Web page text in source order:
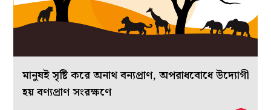
মানুষই সৃষ্টি করে অনাথ বন্যপ্রাণ, অপরাধবোধে উদ্যোগী
হয় বণ্যপ্রাণ সংরক্ষণে